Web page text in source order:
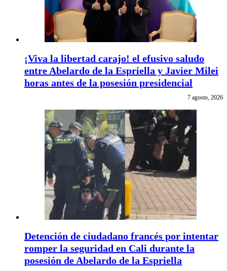
¡Viva la libertad carajo! el efusivo saludo
entre Abelardo de la Espriella y Javier Milei
horas antes de la posesión presidencial
7 agosto, 2026
Detención de ciudadano francés por intentar
romper la seguridad en Cali durante la
posesión de Abelardo de la Espriella